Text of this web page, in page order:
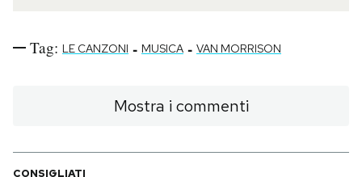
Tag: LE CANZONI - MUSICA - VAN MORRISON
Mostra i commenti
CONSIGLIATI